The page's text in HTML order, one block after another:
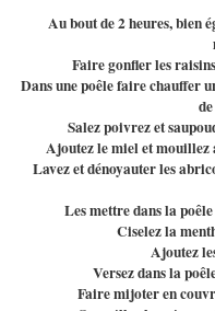
Au bout de 2 heures, bien
Faire gonfler les
Dans une poêle faire chauffer
Salez poivrez et
Ajoutez le miel et mouillez
Lavez et dénoyauter les
Les mettre dans la
Ciselez la
Ajoutez
Versez dans la
Faire mijoter en